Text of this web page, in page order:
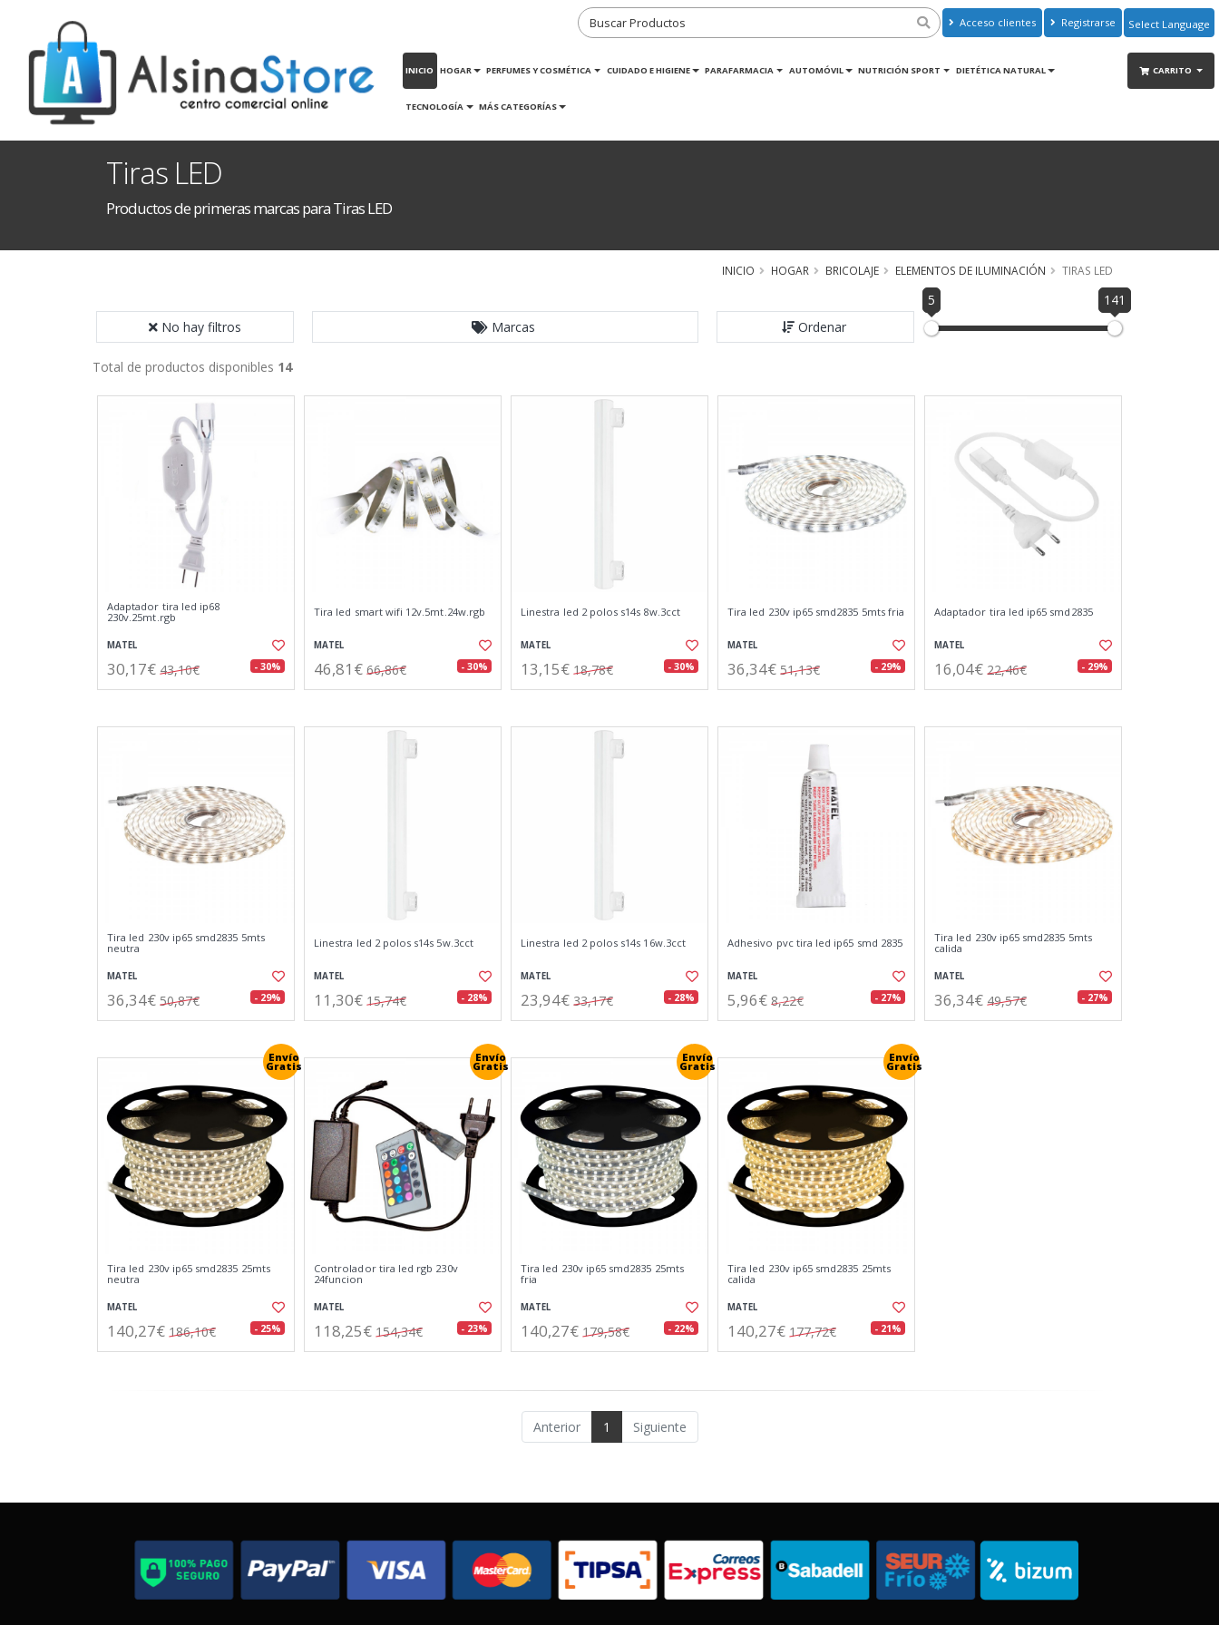
Acceso clientes Registrarse
Translate
INICIO HOGAR PERFUMES Y COSMÉTICA CUIDADO E HIGIENE PARAFARMACIA AUTOMÓVIL NUTRICIÓN SPORT DIETÉTICA NATURAL
TECNOLOGÍA MÁS CATEGORÍAS
CARRITO
Tiras LED
Productos de primeras marcas para Tiras LED
INICIO HOGAR BRICOLAJE ELEMENTOS DE ILUMINACIÓN TIRAS LED
No hay filtros Marcas Ordenar
5 141
Total de productos disponibles 14
Adaptador tira led ip68
230v.25mt.rgb
MATEL
30,17€ 43,10€ - 30%
Tira led smart wifi 12v.5mt.24w.rgb
MATEL
46,81€ 66,86€ - 30%
Linestra led 2 polos s14s 8w.3cct
MATEL
13,15€ 18,78€ - 30%
Tira led 230v ip65 smd2835 5mts fria
MATEL
36,34€ 51,13€ - 29%
Adaptador tira led ip65 smd2835
MATEL
16,04€ 22,46€ - 29%
Tira led 230v ip65 smd2835 5mts
neutra
MATEL
36,34€ 50,87€ - 29%
Linestra led 2 polos s14s 5w.3cct
MATEL
11,30€ 15,74€ - 28%
Linestra led 2 polos s14s 16w.3cct
MATEL
23,94€ 33,17€ - 28%
Adhesivo pvc tira led ip65 smd 2835
MATEL
5,96€ 8,22€ - 27%
Tira led 230v ip65 smd2835 5mts
calida
MATEL
36,34€ 49,57€ - 27%
Envío
Gratis
Tira led 230v ip65 smd2835 25mts
neutra
MATEL
140,27€ 186,10€ - 25%
Envío
Gratis
Controlador tira led rgb 230v
24funcion
MATEL
118,25€ 154,34€ - 23%
Envío
Gratis
Tira led 230v ip65 smd2835 25mts
fria
MATEL
140,27€ 179,58€ - 22%
Envío
Gratis
Tira led 230v ip65 smd2835 25mts
calida
MATEL
140,27€ 177,72€ - 21%
Anterior 1 Siguiente